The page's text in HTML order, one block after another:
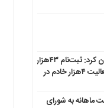
دبیر ستاد اربعین استان عنوان کرد: ثبت‌نام ۴۳هزار
لرستانی در سامانه سماح/ فعالیت ۴هزار خادم در
ماهانه به شورای